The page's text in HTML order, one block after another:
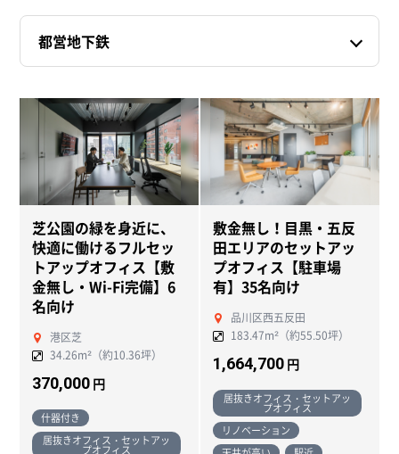
都営地下鉄
NEW
芝公園の緑を身近に、
快適に働けるフルセッ
トアップオフィス【敷
金無し・Wi-Fi完備】6
名向け
港区芝
34.26m²（約10.36坪）
370,000 円
什器付き
居抜きオフィス・セットアッ
プオフィス
NEW
敷金無し！目黒・五反
田エリアのセットアッ
プオフィス【駐車場
有】35名向け
品川区西五反田
183.47m²（約55.50坪）
1,664,700 円
居抜きオフィス・セットアッ
プオフィス
リノベーション